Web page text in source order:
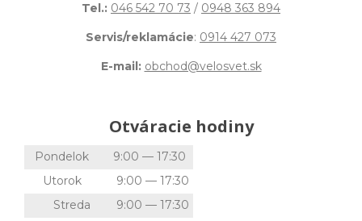
Tel.: 046 542 70 73 / 0948 363 894
Servis/reklamácie: 0914 427 073
E-mail: obchod@velosvet.sk
Otváracie hodiny
Pondelok
9:00 — 17:30
Utorok
9:00 — 17:30
Streda
9:00 — 17:30